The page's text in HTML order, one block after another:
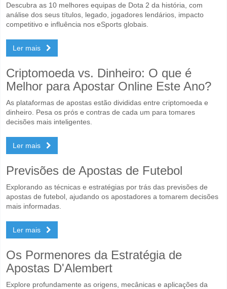
Descubra as 10 melhores equipas de Dota 2 da história, com
análise dos seus títulos, legado, jogadores lendários, impacto
competitivo e influência nos eSports globais.
Ler mais
Criptomoeda vs. Dinheiro: O que é
Melhor para Apostar Online Este Ano?
As plataformas de apostas estão divididas entre criptomoeda e
dinheiro. Pesa os prós e contras de cada um para tomares
decisões mais inteligentes.
Ler mais
Previsões de Apostas de Futebol
Explorando as técnicas e estratégias por trás das previsões de
apostas de futebol, ajudando os apostadores a tomarem decisões
mais informadas.
Ler mais
Os Pormenores da Estratégia de
Apostas D'Alembert
Explore profundamente as origens, mecânicas e aplicações da